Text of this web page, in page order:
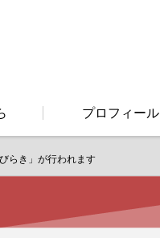
プロフィール
らき」が行われます